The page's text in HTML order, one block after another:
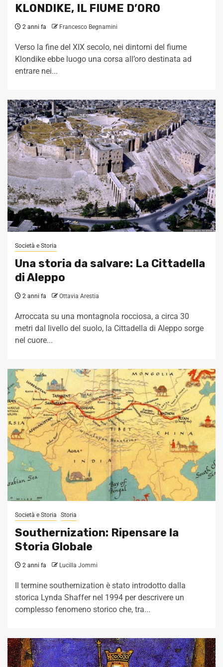
KLONDIKE, IL FIUME D’ORO
2 anni fa Francesco Begnamini
Verso la fine del XIX secolo, nei dintorni del fiume
Klondike ebbe luogo una corsa all’oro destinata ad
entrare nei...
Società e Storia
Una storia da salvare: La Cittadella
di Aleppo
2 anni fa Ottavia Arestia
Arroccata su una montagnola rocciosa, a circa 30
metri dal livello del suolo, la Cittadella di Aleppo sorge
nel cuore...
Società e Storia Storia
Southernization: Ripensare la
Storia Globale
2 anni fa Lucilla Jommi
Il termine southernization è stato introdotto dalla
storica Lynda Shaffer nel 1994 per descrivere un
complesso fenomeno storico che, tra...